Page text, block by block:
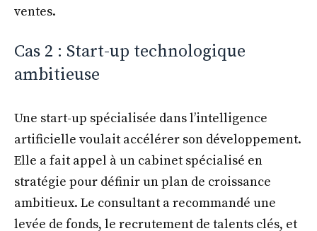
ventes.
Cas 2 : Start-up technologique
ambitieuse
Une start-up spécialisée dans l’intelligence
artificielle voulait accélérer son développement.
Elle a fait appel à un cabinet spécialisé en
stratégie pour définir un plan de croissance
ambitieux. Le consultant a recommandé une
levée de fonds, le recrutement de talents clés, et